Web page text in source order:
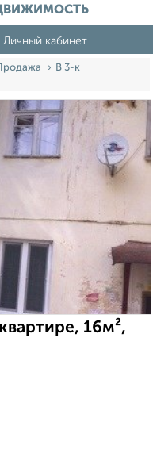
Личный кабинет
В 3-к
16м²,